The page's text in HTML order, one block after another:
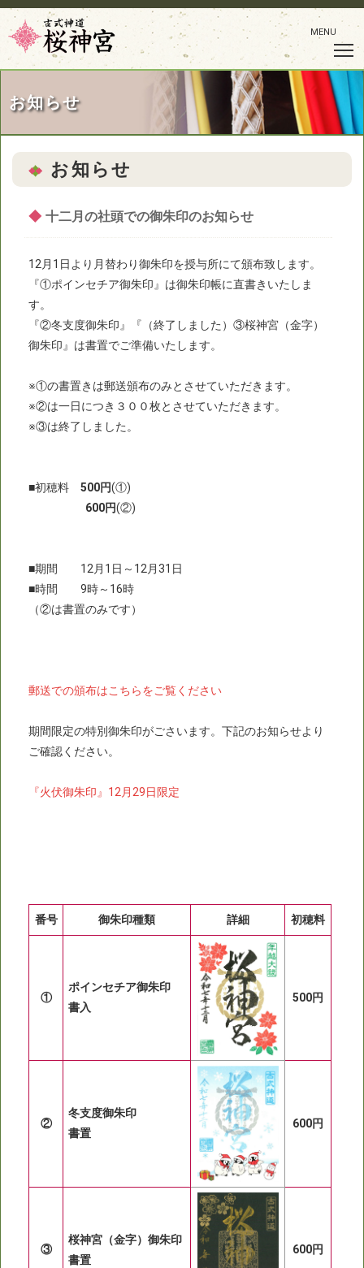
MENU
お知らせ
お知らせ
◆ 十二月の社頭での御朱印のお知らせ
12月1日より月替わり御朱印を授与所にて頒布致します。
『①ポインセチア御朱印』は御朱印帳に直書きいたしま
す。
『②冬支度御朱印』『（終了しました）③桜神宮（金字）
御朱印』は書置でご準備いたします。
※①の書置きは郵送頒布のみとさせていただきます。
※②は一日につき３００枚とさせていただきます。
※③は終了しました。
■初穂料500円(①)
600円(②)
■期間 12月1日～12月31日
■時間 9時～16時
（②は書置のみです）
郵送での頒布はこちらをご覧ください
期間限定の特別御朱印がごさいます。下記のお知らせより
ご確認ください。
『火伏御朱印』12月29日限定
番号 御朱印種類 詳細 初穂料
①
ポインセチア御朱印
書入
500円
②
冬支度御朱印
書置
600円
③
桜神宮（金字）御朱印
書置
600円